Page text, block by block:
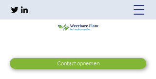
Contact opnemen